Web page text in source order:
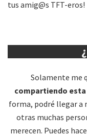
tus amig@s TFT-eros!
Solamente me
compartiendo esta
forma, podré llegar a
otras muchas
merecen. Puedes